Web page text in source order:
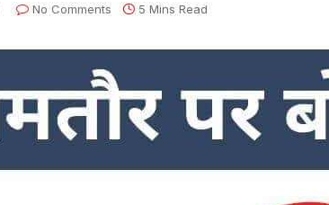
No Comments 5 Mins Read